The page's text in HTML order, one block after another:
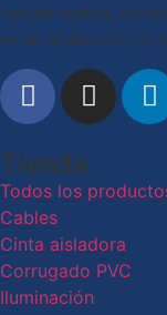
lanzamientos,
estar al día con el
Tienda
Todos los
Cables
Cinta aisladora
Corrugado PVC
Iluminación